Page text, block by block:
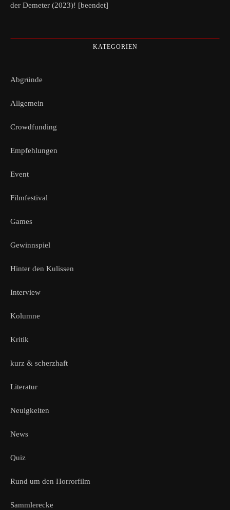
der Demeter (2023)! [beendet]
KATEGORIEN
Abgründe
Allgemein
Crowdfunding
Empfehlungen
Event
Filmfestival
Games
Gewinnspiel
Hinter den Kulissen
Interview
Kolumne
Kritik
kurz & scherzhaft
Literatur
Neuigkeiten
News
Quiz
Rund um den Horrorfilm
Sammlerecke